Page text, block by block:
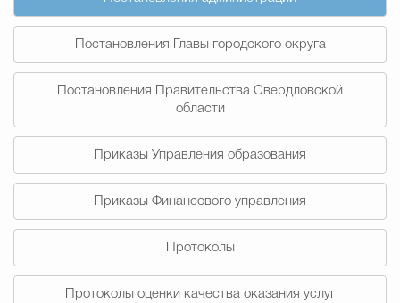
Муниципальные
Счётная палата Городского
Постановления Главы городского округа
Постановления Правительства Свердловской
области
Приказы Управления образования
Приказы Финансового управления
Протоколы
Протоколы оценки качества оказания услуг